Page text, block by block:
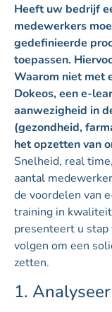
Heeft uw bedrijf
medewerkers
gedefinieerde
toepassen.
Waarom niet met
Dokeos, een e-
aanwezigheid in
(gezondheid,
het opzetten van
Snelheid, real
aantal
de voordelen van
training in
presenteert u
volgen om een
zetten.
1.